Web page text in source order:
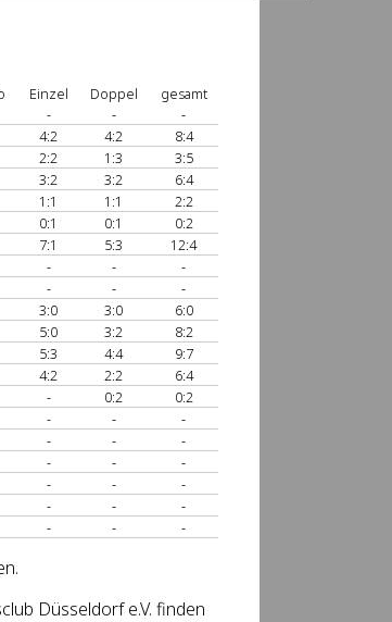
Einzel Doppel
gesamt
- -
-
4:2 4:2
8:4
2:2 1:3
3:5
3:2 3:2
6:4
1:1 1:1
2:2
0:1 0:1
0:2
7:1 5:3
12:4
- -
-
- -
-
3:0 3:0
6:0
5:0 3:2
8:2
5:3 4:4
9:7
4:2 2:2
6:4
- 0:2
0:2
- -
-
- -
-
- -
-
- -
-
- -
-
- - -
Düsseldorf e.V. finden